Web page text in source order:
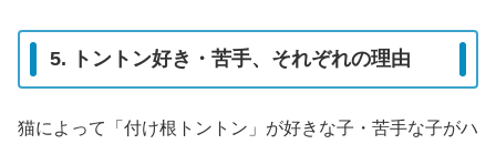
5. トントン好き・苦手、それぞれの理由
猫によって「付け根トントン」が好きな子・苦手な子がハ